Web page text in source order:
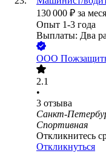
130 000 ₽ за
Опыт 1-3 года
Выплаты: Два
ООО
2.1
•
3 отзыва
Санкт-
Спортивная
Откликнитесь
Откликнуться